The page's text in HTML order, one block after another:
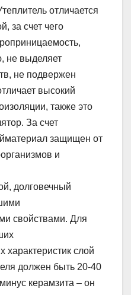
отличается
за счет чего
не выделяет
не подвержен
высокий
также это
За счет
защищен от
и
долговечный
свойствами. Для
характеристик слой
должен быть 20-40
керамзита – он